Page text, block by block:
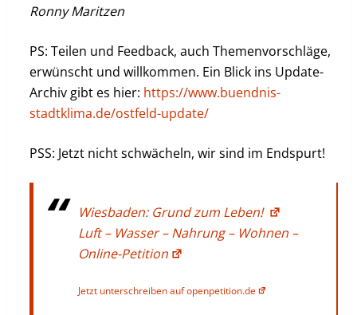
Ronny Maritzen
PS: Teilen und Feedback, auch Themenvorschläge,
erwünscht und willkommen. Ein Blick ins Update-
Archiv gibt es hier: https://www.buendnis-
stadtklima.de/ostfeld-update/
PSS: Jetzt nicht schwächeln, wir sind im Endspurt!
Wiesbaden: Grund zum Leben!
Luft – Wasser – Nahrung – Wohnen –
Online-Petition
Jetzt unterschreiben auf openpetition.de